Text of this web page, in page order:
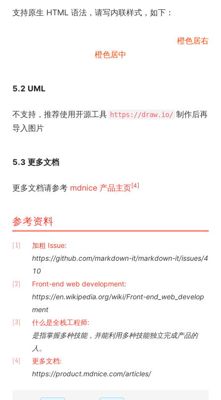
支持原生 HTML 语法，请写内联样式，如下：
橙色居右
橙色居中
5.2 UML
不支持，推荐使用开源工具 https://draw.io/ 制作后再
导入图片
5.3 更多文档
更多文档请参考 mdnice 产品主页[4]
参考资料
[1]
加粗 Issue:
https://github.com/markdown-it/markdown-it/issues/4
10
[2]
Front-end web development:
https://en.wikipedia.org/wiki/Front-end_web_develop
ment
[3]
什么是全栈工程师:
是指掌握多种技能，并能利用多种技能独立完成产品的
人。
[4]
更多文档:
https://product.mdnice.com/articles/